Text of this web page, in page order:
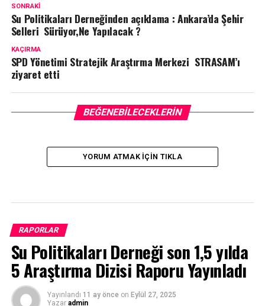
SONRAKI
Su Politikaları Derneğinden açıklama : Ankara’da Şehir
Selleri Sürüyor,Ne Yapılacak ?
KAÇIRMA
SPD Yönetimi Stratejik Araştırma Merkezi STRASAM’ı
ziyaret etti
BEĞENEBILECEKLERIN
YORUM ATMAK IÇIN TIKLA
RAPORLAR
Su Politikaları Derneği son 1,5 yılda
5 Araştırma Dizisi Raporu Yayınladı
Yayınlandı 11 ay önce on Eylül 27, 2025
Yazar admin